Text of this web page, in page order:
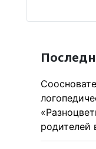
родителей